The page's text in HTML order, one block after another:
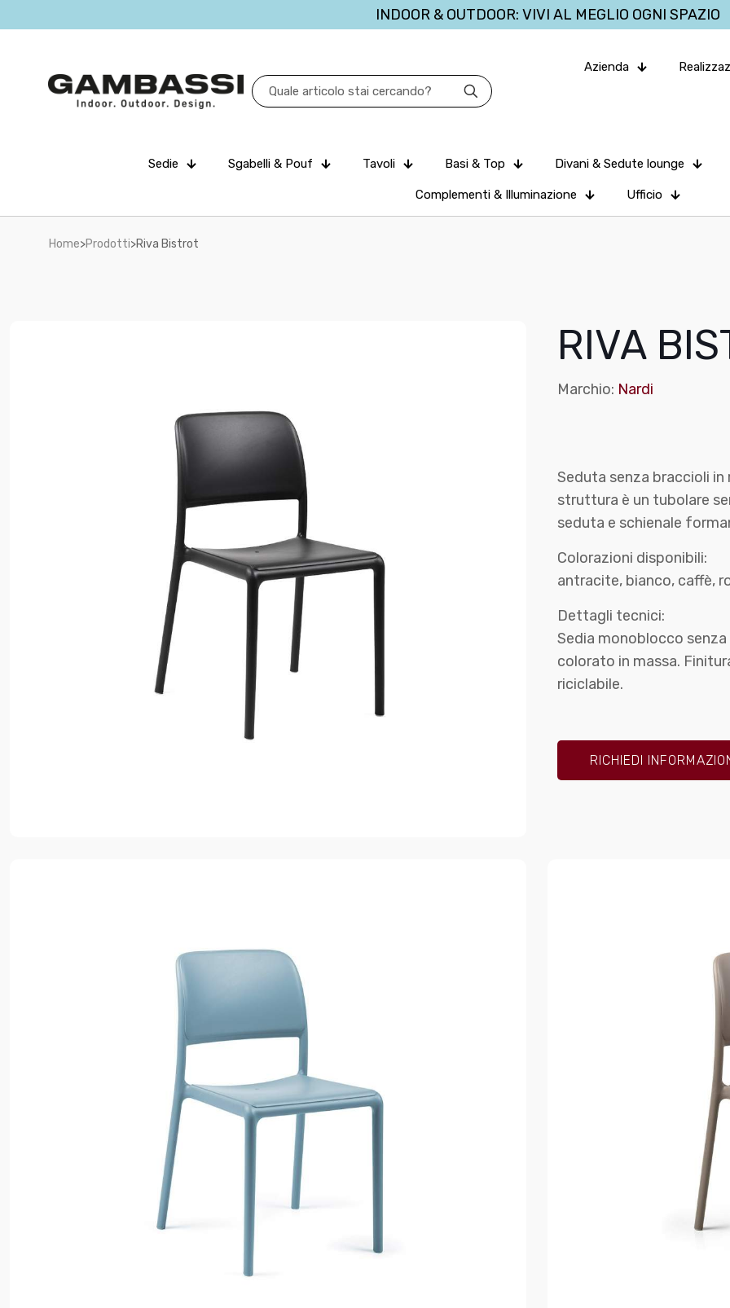
INDOOR & OUTDOOR: VIVI AL MEGLIO OGNI SPAZIO
Azienda
Sedie Sgabelli & Pouf Tavoli Basi & Top Divani & Sedute lounge
Complementi & Illuminazione Ufficio
Home>Prodotti>Riva Bistrot
RIVA
Marchio: Nardi
Seduta senza braccioli in
struttura è un tubolare
seduta e schienale
Colorazioni disponibili:
antracite, bianco, caffè,
Dettagli tecnici:
Sedia monoblocco
colorato in massa.
riciclabile.
RICHIEDI